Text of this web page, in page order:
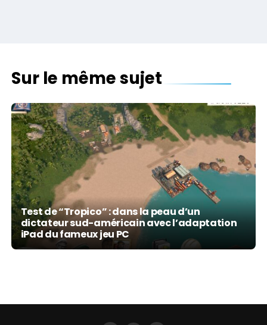
Sur le même sujet
Test de “Tropico” : dans la peau d’un
dictateur sud-américain avec l’adaptation
iPad du fameux jeu PC
Tropico : gérez votre propre paradis tropical,
maintenant disponible sur iPad, avant une
version iPhone (vidéos)
Venu du PC et adapté à l’iPad, voici Project
Highrise, jeu de gestion d’immeuble dans la
pure tradition du genre